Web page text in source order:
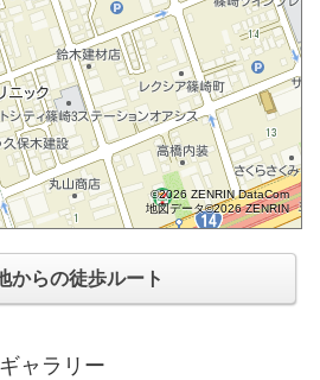
©2026 ZENRIN DataCom
地図データ©2026 ZENRIN
からの徒歩ルート
ャラリー